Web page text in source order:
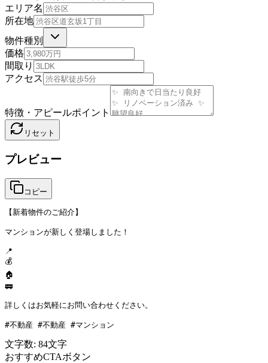
エリア名
所在地
物件種別
価格
間取り
アクセス
特徴・アピールポイント
リセット
プレビュー
コピー
【新着物件のご紹介】
マンションが新しく登場しました！
📍
💰
🏠
🚃
詳しくはお気軽にお問い合わせください。
#不動産 #不動産 #マンション
文字数: 84文字
おすすめCTAボタン